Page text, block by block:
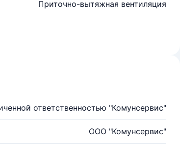
Приточно-вытяжная вентиляция
ответственностью "Комунсервис"
ООО "Комунсервис"